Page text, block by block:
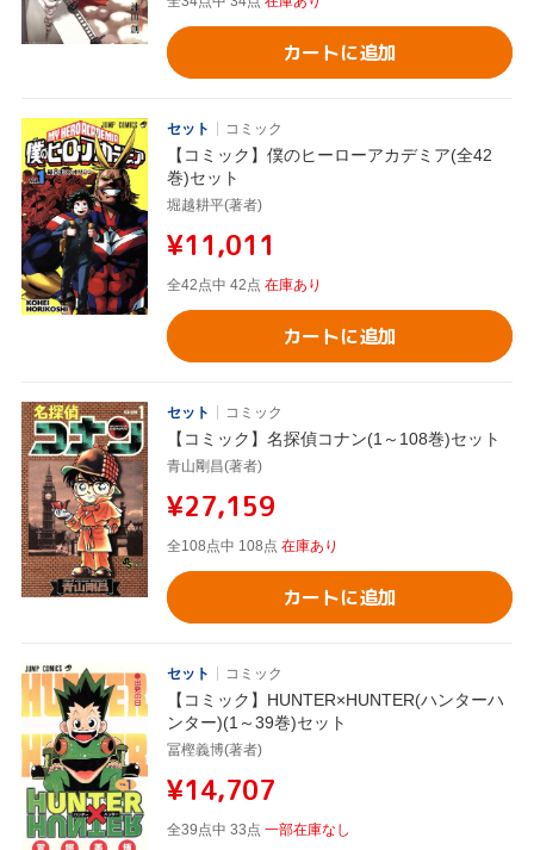
カートに追加
セット コミック
【コミック】僕のヒーローアカデミア(全42
巻)セット
堀越耕平(著者)
¥11,011
全42点中 42点 在庫あり
カートに追加
セット コミック
【コミック】名探偵コナン(1～108巻)セット
青山剛昌(著者)
¥27,159
全108点中 108点 在庫あり
カートに追加
セット コミック
【コミック】HUNTER×HUNTER(ハンターハ
ンター)(1～39巻)セット
冨樫義博(著者)
¥14,707
全39点中 33点 一部在庫なし